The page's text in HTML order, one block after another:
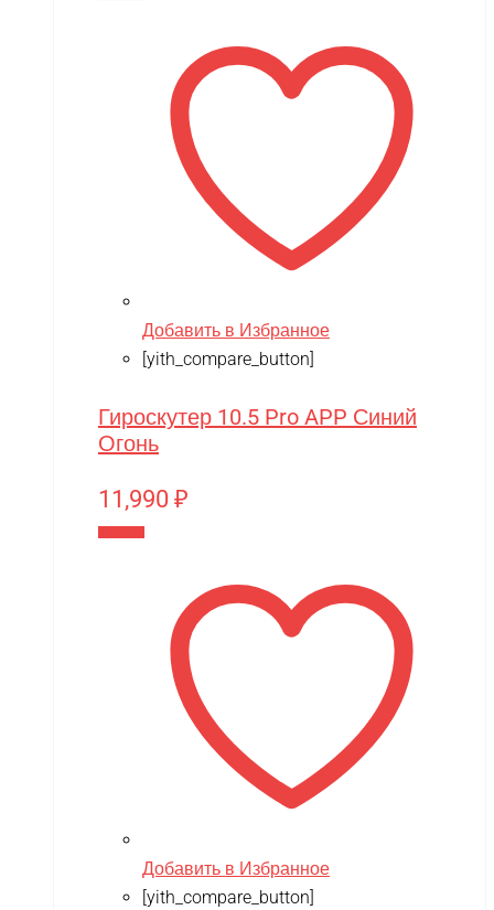
Добавить в Избранное
[yith_compare_button]
Гироскутер 10.5 Pro APP Синий
Огонь
11,990 ₽
Добавить в Избранное
[yith_compare_button]